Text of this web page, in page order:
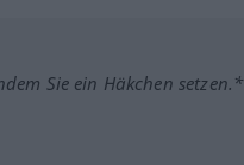
Sie ein Häkchen setzen.*